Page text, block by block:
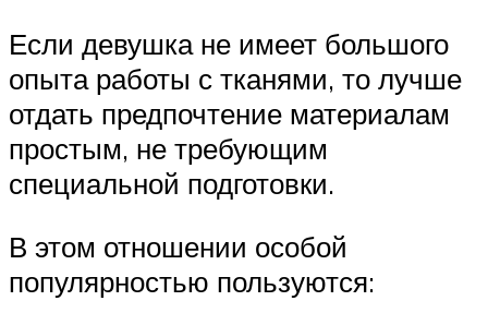
Если девушка не имеет большого
опыта работы с тканями, то лучше
отдать предпочтение материалам
простым, не требующим
специальной подготовки.
В этом отношении особой
популярностью пользуются: